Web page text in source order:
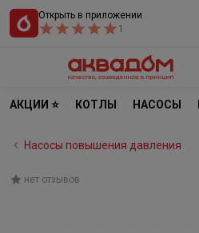
Открыть в приложении
1
АКЦИИ ⭐ КОТЛЫ НАСОСЫ
Насосы повышения давления
нет отзывов